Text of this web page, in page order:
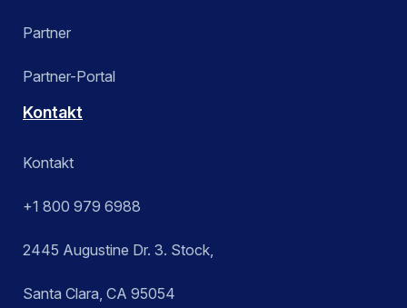
Partner
Partner-Portal
Kontakt
Kontakt
+1 800 979 6988
2445 Augustine Dr. 3. Stock,
Santa Clara, CA 95054